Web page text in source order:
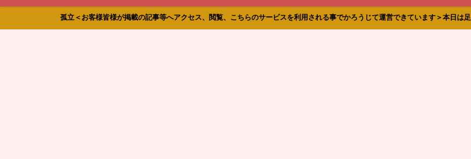
孤立＜お客様皆様が掲載の記事等へアクセス、閲覧、こちらのサービスを利用される事でかろうじて運営できています＞本日は